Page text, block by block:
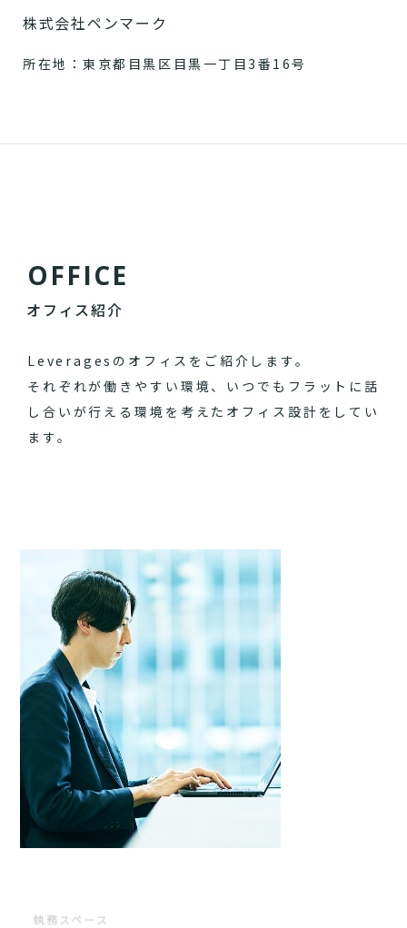
株式会社ペンマーク
所在地：東京都目黒区目黒一丁目3番16号
OFFICE
オフィス紹介
Leveragesのオフィスをご紹介します。
それぞれが働きやすい環境、いつでもフラットに話
し合いが行える環境を考えたオフィス設計をしてい
ます。
執務スペース